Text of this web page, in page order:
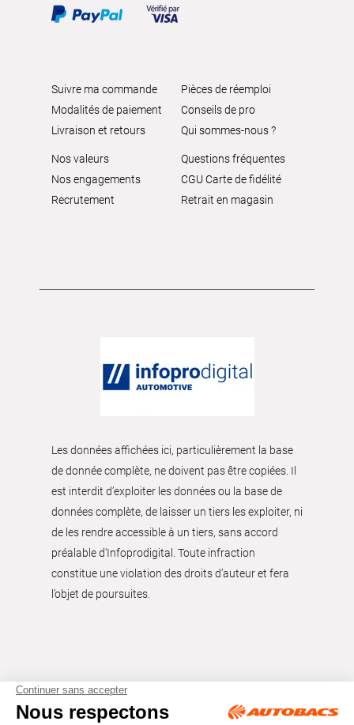
Suivre ma commande
Modalités de paiement
Livraison et retours
Pièces de réemploi
Conseils de pro
Qui sommes-nous ?
Nos valeurs
Nos engagements
Recrutement
Questions fréquentes
CGU Carte de fidélité
Retrait en magasin
Les données affichées ici, particulièrement la base
de donnée complète, ne doivent pas être copiées. Il
est interdit d’exploiter les données ou la base de
données complète, de laisser un tiers les exploiter, ni
de les rendre accessible à un tiers, sans accord
préalable d'Infoprodigital. Toute infraction
constitue une violation des droits d’auteur et fera
l’objet de poursuites.